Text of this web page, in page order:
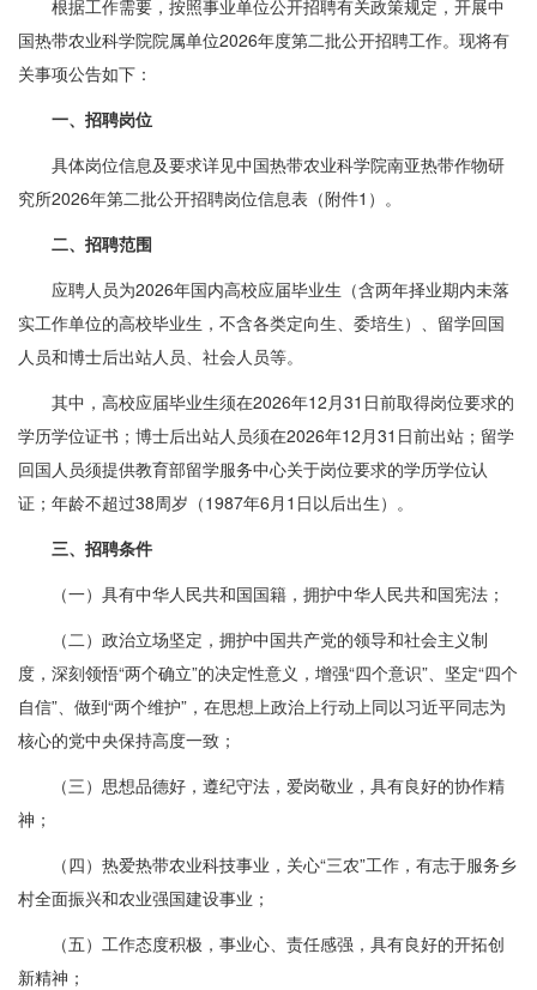
根据工作需要，按照事业单位公开招聘有关政策规定，开展中
国热带农业科学院院属单位2026年度第二批公开招聘工作。现将有
关事项公告如下：
一、招聘岗位
具体岗位信息及要求详见中国热带农业科学院南亚热带作物研
究所2026年第二批公开招聘岗位信息表（附件1）。
二、招聘范围
应聘人员为2026年国内高校应届毕业生（含两年择业期内未落
实工作单位的高校毕业生，不含各类定向生、委培生）、留学回国
人员和博士后出站人员、社会人员等。
其中，高校应届毕业生须在2026年12月31日前取得岗位要求的
学历学位证书；博士后出站人员须在2026年12月31日前出站；留学
回国人员须提供教育部留学服务中心关于岗位要求的学历学位认
证；年龄不超过38周岁（1987年6月1日以后出生）。
三、招聘条件
（一）具有中华人民共和国国籍，拥护中华人民共和国宪法；
（二）政治立场坚定，拥护中国共产党的领导和社会主义制
度，深刻领悟“两个确立”的决定性意义，增强“四个意识”、坚定“四个
自信”、做到“两个维护”，在思想上政治上行动上同以习近平同志为
核心的党中央保持高度一致；
（三）思想品德好，遵纪守法，爱岗敬业，具有良好的协作精
神；
（四）热爱热带农业科技事业，关心“三农”工作，有志于服务乡
村全面振兴和农业强国建设事业；
（五）工作态度积极，事业心、责任感强，具有良好的开拓创
新精神；